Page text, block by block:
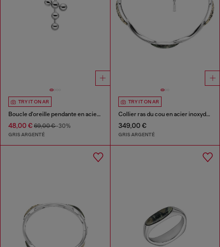
TRY IT ON AR
Boucle d'oreille pendante en acier inoxydable
48,00 € 69,00 €-30%
GRIS ARGENTÉ
TRY IT ON AR
Collier ras du cou en acier inoxydable
349,00 €
GRIS ARGENTÉ